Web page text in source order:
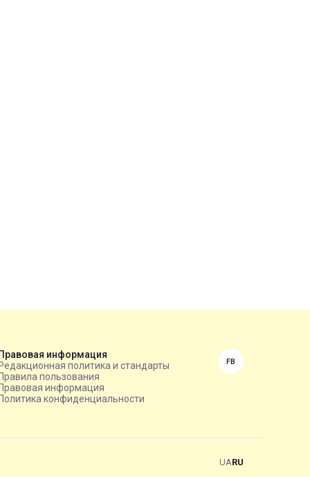
информация
политика и стандарты
пользования
информация
конфиденциальности
FB
UARU